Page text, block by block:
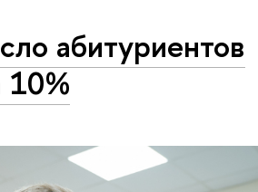
абитуриентов
10%